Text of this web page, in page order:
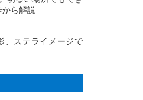
ら解説
、ステライメージで